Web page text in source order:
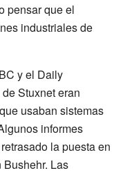
pensar que el
industriales de
y el Daily
Stuxnet eran
usaban sistemas
informes
la puesta en
Las